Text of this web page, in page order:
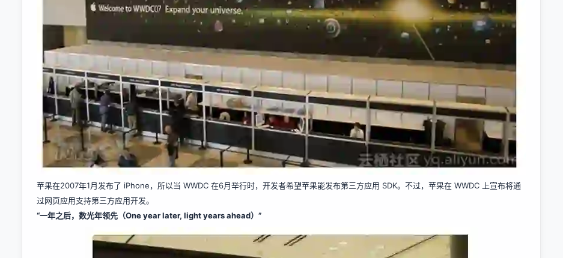
苹果在2007年1月发布了 iPhone，所以当 WWDC 在6月举行时，开发者希望苹果能发布第三方应用 SDK。不过，苹果在 WWDC 上宣布将通
过网页应用支持第三方应用开发。
“一年之后，数光年领先（One year later, light years ahead）”